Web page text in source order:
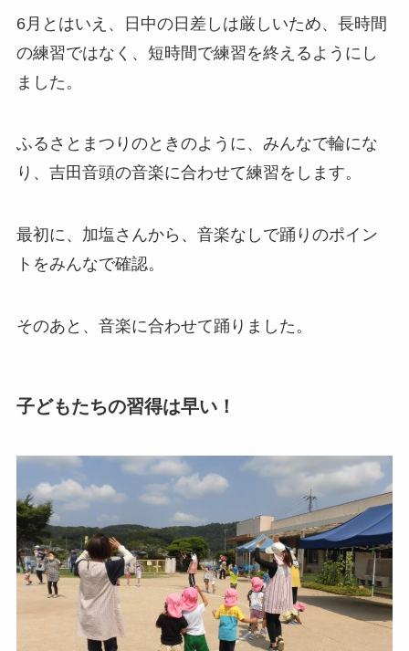
6月とはいえ、日中の日差しは厳しいため、長時間
の練習ではなく、短時間で練習を終えるようにし
ました。
ふるさとまつりのときのように、みんなで輪にな
り、吉田音頭の音楽に合わせて練習をします。
最初に、加塩さんから、音楽なしで踊りのポイン
トをみんなで確認。
そのあと、音楽に合わせて踊りました。
子どもたちの習得は早い！